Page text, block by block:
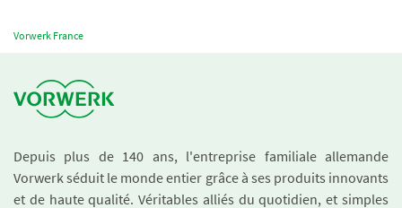
Vorwerk France
Depuis plus de 140 ans, l'entreprise familiale allemande
Vorwerk séduit le monde entier grâce à ses produits innovants
et de haute qualité. Véritables alliés du quotidien, et simples